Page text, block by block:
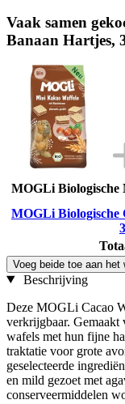
Vaak samen
Banaan Hartjes,
MOGLi Biologische
MOGLi Biologische
Voeg beide toe aan het
Beschrijving
Deze MOGLi Cacao
verkrijgbaar. Gemaakt
wafels met hun fijne
traktatie voor grote
geselecteerde
en mild gezoet met
conserveermiddelen